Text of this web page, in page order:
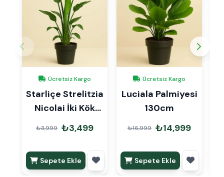
Ücretsiz Kargo
Starliçe Strelitzia
Nicolai İki Kök
140cm
₺3,999 ₺3,499
Sepete Ekle
Ücretsiz Kargo
Luciala Palmiyesi
130cm
₺16,999 ₺14,999
Sepete Ekle